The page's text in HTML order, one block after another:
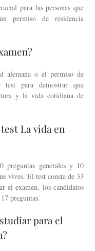
para las personas que
permiso de residencia
alemana o el permiso de
test para demostrar que
y la vida cotidiana de
La vida en
preguntas generales y 10
vives. El test consta de 33
el examen, los candidatos
preguntas.
para el